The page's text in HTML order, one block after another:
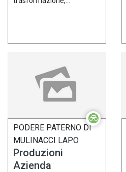
PODERE PATERNO DI
MULINACCI LAPO
Produzioni
Azienda